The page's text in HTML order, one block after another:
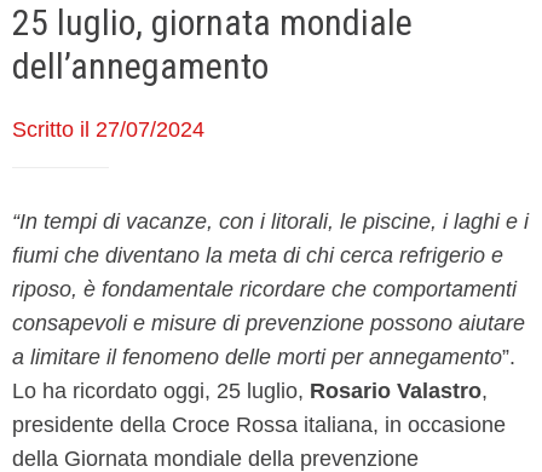
25 luglio, giornata mondiale
dell’annegamento
Scritto il 27/07/2024
“In tempi di vacanze, con i litorali, le piscine, i laghi e i
fiumi che diventano la meta di chi cerca refrigerio e
riposo, è fondamentale ricordare che comportamenti
consapevoli e misure di prevenzione possono aiutare
a limitare il fenomeno delle morti per annegamento”.
Lo ha ricordato oggi, 25 luglio, Rosario Valastro,
presidente della Croce Rossa italiana, in occasione
della Giornata mondiale della prevenzione